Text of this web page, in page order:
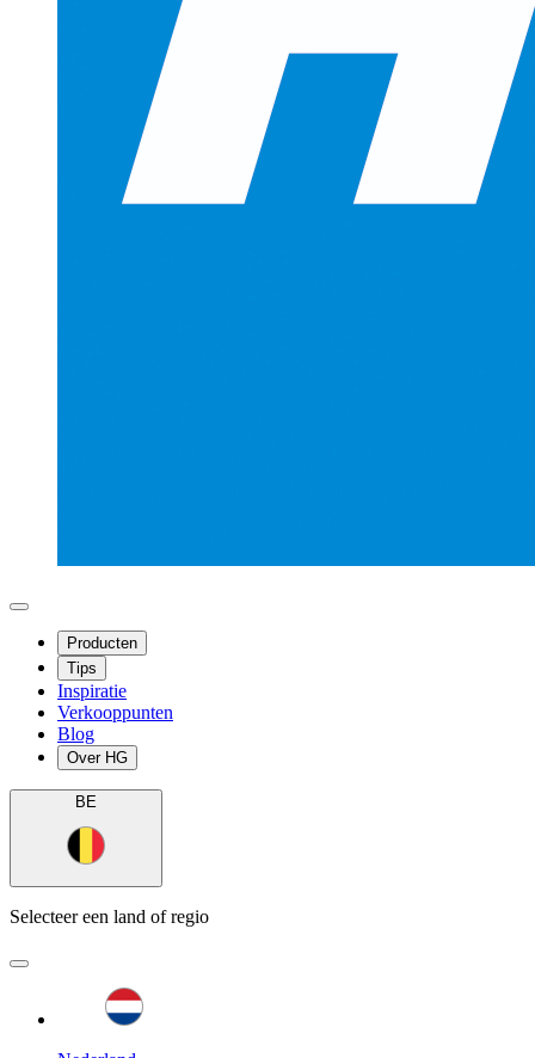
Producten
Tips
Inspiratie
Verkooppunten
Blog
Over HG
BE
Selecteer een land of regio